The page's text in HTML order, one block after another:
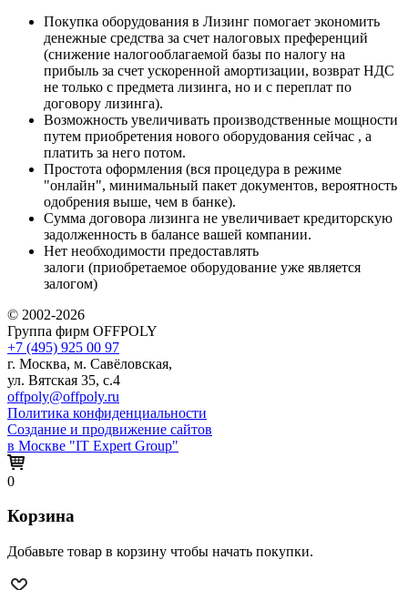
Покупка оборудования в Лизинг помогает экономить
денежные средства за счет налоговых преференций
(снижение налогооблагаемой базы по налогу на
прибыль за счет ускоренной амортизации, возврат НДС
не только с предмета лизинга, но и с переплат по
договору лизинга).
Возможность увеличивать производственные мощности
путем приобретения нового оборудования сейчас , а
платить за него потом.
Простота оформления (вся процедура в режиме
"онлайн", минимальный пакет документов, вероятность
одобрения выше, чем в банке).
Сумма договора лизинга не увеличивает кредиторскую
задолженность в балансе вашей компании.
Нет необходимости предоставлять
залоги (приобретаемое оборудование уже является
залогом)
© 2002-2026
Группа фирм OFFPOLY
+7 (495) 925 00 97
г. Москва, м. Савёловская,
ул. Вятская 35, с.4
offpoly@offpoly.ru
Политика конфиденциальности
Создание и продвижение сайтов
в Москве "IT Expert Group"
0
Корзина
Добавьте товар в корзину чтобы начать покупки.